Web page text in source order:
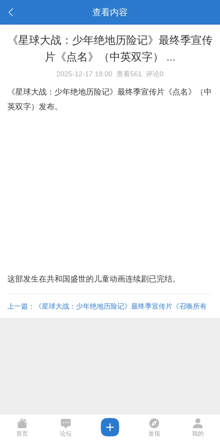
查看内容
《星球大战：少年绝地历险记》最终季宣传
片《点名》（中英双字） ...
2025-12-17 18:00 查看561 评论0
《星球大战：少年绝地历险记》最终季宣传片《点名》（中
英双字）发布。
这部发生在共和国盛世的儿童动画连续剧已完结。
上一篇：《星球大战：少年绝地历险记》最终季宣传片《召唤所有
首页 论坛 发现 我的